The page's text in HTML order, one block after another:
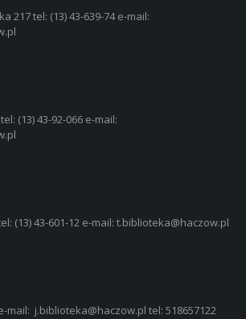
217 tel: (13) 43-639-74 e-mail:
(13) 43-92-066 e-mail:
(13) 43-601-12 e-mail: t.biblioteka@haczow.pl
mail: j.biblioteka@haczow.pl tel: 518657122